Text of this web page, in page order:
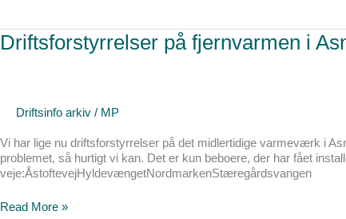
Driftsforstyrrelser på fjernvarmen i
Driftsinfo arkiv / MP
Vi har lige nu driftsforstyrrelser på det midlertidige varmeværk i
problemet, så hurtigt vi kan. Det er kun beboere, der har fået
veje:ÅstoftevejHyldevængetNordmarkenStæregårdsvangen
Driftsforstyrrelser
på
Read More »